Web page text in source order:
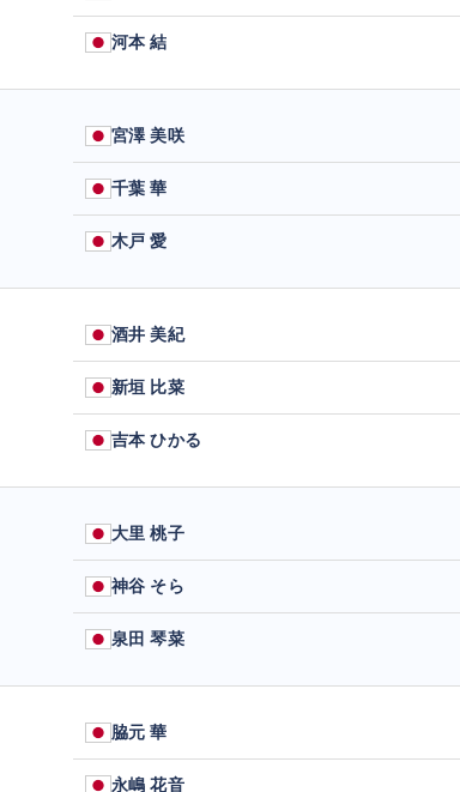
河本 結
宮澤 美咲
千葉 華
木戸 愛
酒井 美紀
新垣 比菜
吉本 ひかる
大里 桃子
神谷 そら
泉田 琴菜
脇元 華
永嶋 花音